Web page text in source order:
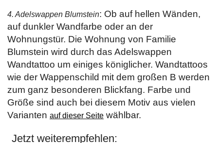
4. Adelswappen Blumstein: Ob auf hellen Wänden,
auf dunkler Wandfarbe oder an der
Wohnungstür. Die Wohnung von Familie
Blumstein wird durch das Adelswappen
Wandtattoo um einiges königlicher. Wandtattoos
wie der Wappenschild mit dem großen B werden
zum ganz besonderen Blickfang. Farbe und
Größe sind auch bei diesem Motiv aus vielen
Varianten auf dieser Seite wählbar.
Jetzt weiterempfehlen: